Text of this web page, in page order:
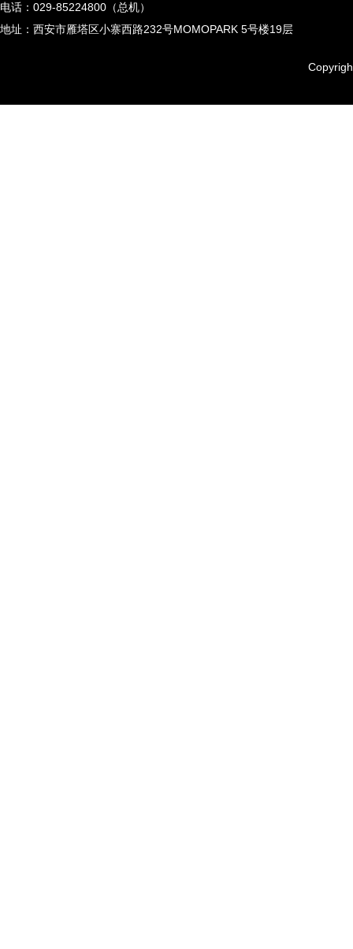
电话：029-85224800（总机）
地址：西安市雁塔区小寨西路232号MOMOPARK 5号楼19层